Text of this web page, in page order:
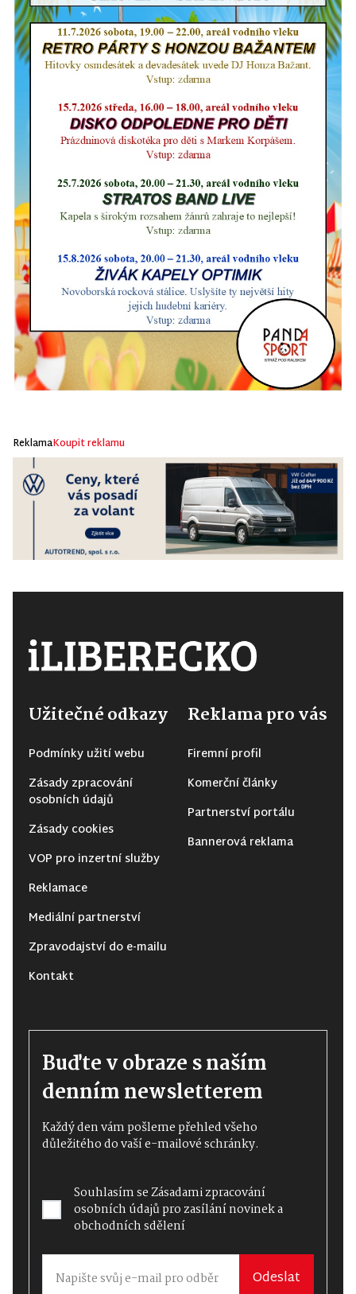
ReklamaKoupit reklamu
Užitečné odkazy
Podmínky užití webu
Zásady zpracování
osobních údajů
Zásady cookies
VOP pro inzertní služby
Reklamace
Mediální partnerství
Zpravodajství do e-mailu
Kontakt
Reklama pro vás
Firemní profil
Komerční články
Partnerství portálu
Bannerová reklama
Buďte v obraze s naším
denním newsletterem
Každý den vám pošleme přehled všeho
důležitého do vaší e-mailové schránky.
Souhlasím seZásadami zpracování
osobních údajůpro zasílání novinek a
obchodních sdělení
Odeslat